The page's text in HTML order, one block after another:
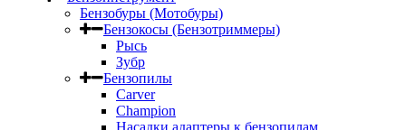
Бензобуры (Мотобуры)
Бензокосы (Бензотриммеры)
Рысь
Зубр
Бензопилы
Carver
Champion
Насадки адаптеры к бензопилам